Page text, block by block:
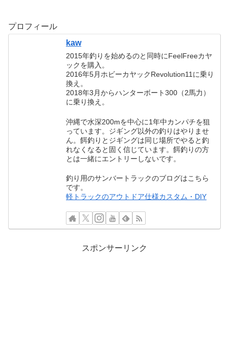
プロフィール
kaw
2015年釣りを始めるのと同時にFeelFreeカヤ
ックを購入。
2016年5月ホビーカヤックRevolution11に乗り
換え。
2018年3月からハンターボート300（2馬力）
に乗り換え。
沖縄で水深200mを中心に1年中カンパチを狙
っています。ジギング以外の釣りはやりませ
ん。餌釣りとジギングは同じ場所でやると釣
れなくなると固く信じています。餌釣りの方
とは一緒にエントリーしないです。
釣り用のサンバートラックのブログはこちら
です。
軽トラックのアウトドア仕様カスタム・DIY
スポンサーリンク